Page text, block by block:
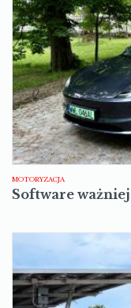
MOTORYZACJA
Software